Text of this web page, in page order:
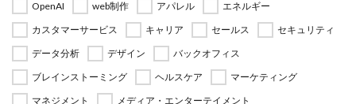
OpenAI
web制作 アパレル
エネルギー
カスタマーサービス
キャリア セールス
セキュリティ
データ分析
デザイン
バックオフィス
ブレインストーミング
ヘルスケア
マーケティング
マネジメント
メディア・エンターテイメント